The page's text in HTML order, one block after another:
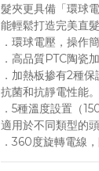
髮夾更具備「環球
能輕鬆打造完美直髮
．環球電壓，操作
．高品質PTC陶瓷
．加熱板掺有2種
抗菌和抗靜電性能。
．5種溫度設置（
適用於不同類型的頭
．360度旋轉電線